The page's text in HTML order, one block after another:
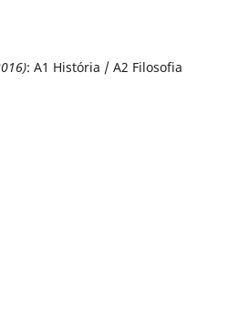
: A1 História / A2 Filosofia